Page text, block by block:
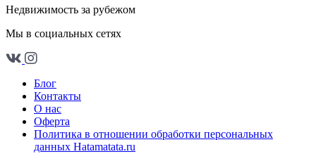
Недвижимость за рубежом
Мы в социальных сетях
Блог
Контакты
О нас
Оферта
Политика в отношении обработки персональных
данных Hatamatata.ru